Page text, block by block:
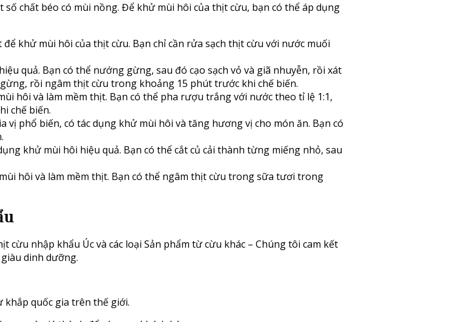
chất béo có mùi nồng. Để khử mùi hôi của thịt cừu, bạn có thể áp dụng
khử mùi hôi của thịt cừu. Bạn chỉ cần rửa sạch thịt cừu với nước muối
quả. Bạn có thể nướng gừng, sau đó cạo sạch vỏ và giã nhuyễn, rồi xát
rồi ngâm thịt cừu trong khoảng 15 phút trước khi chế biến.
hôi và làm mềm thịt. Bạn có thể pha rượu trắng với nước theo tỉ lệ 1:1,
chế biến.
vị phổ biến, có tác dụng khử mùi hôi và tăng hương vị cho món ăn. Bạn có
khử mùi hôi hiệu quả. Bạn có thể cắt củ cải thành từng miếng nhỏ, sau
hôi và làm mềm thịt. Bạn có thể ngâm thịt cừu trong sữa tươi trong
cừu nhập khẩu Úc và các loại Sản phẩm từ cừu khác – Chúng tôi cam kết
dinh dưỡng.
khắp quốc gia trên thế giới.